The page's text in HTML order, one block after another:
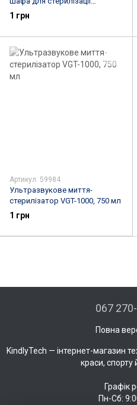
манікюрних та перукарських
інструментів SM-220 Black
1 грн
Артикул: 59984
Ультразвукове миття-
стерилізатор VGT-1000, 750 мл
1 грн
067
Повна
KindlyTech — інтернет-магазин
краси, спорту
Графік
Пн-Сб: